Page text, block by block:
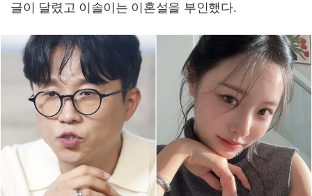
글이 달렸고 이솔이는 이혼설을 부인했다.